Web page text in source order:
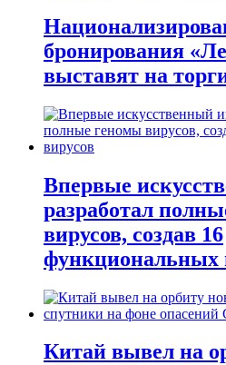
бронирования
выставят на
Впервые
разработал
вирусов, создав 16
функциональных
Китай вывел на